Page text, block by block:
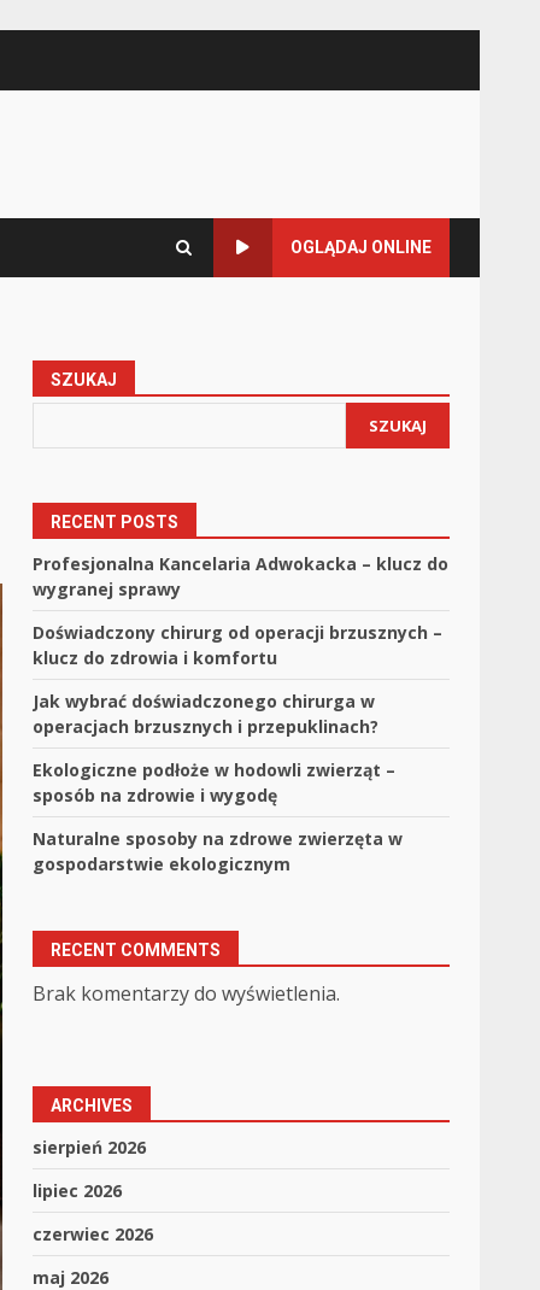
OGLĄDAJ ONLINE
SZUKAJ
SZUKAJ
RECENT POSTS
Profesjonalna Kancelaria Adwokacka – klucz do
wygranej sprawy
Doświadczony chirurg od operacji brzusznych –
klucz do zdrowia i komfortu
Jak wybrać doświadczonego chirurga w
operacjach brzusznych i przepuklinach?
Ekologiczne podłoże w hodowli zwierząt –
sposób na zdrowie i wygodę
Naturalne sposoby na zdrowe zwierzęta w
gospodarstwie ekologicznym
RECENT COMMENTS
Brak komentarzy do wyświetlenia.
ARCHIVES
sierpień 2026
lipiec 2026
czerwiec 2026
maj 2026